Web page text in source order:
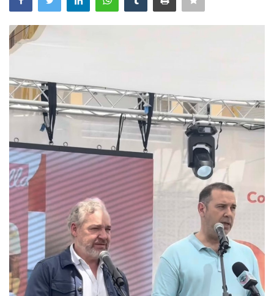
Entrevistas
Reportajes
Empresas
Mapa de Mazarrón
Vídeos
Galerías
Contacto
Empresas